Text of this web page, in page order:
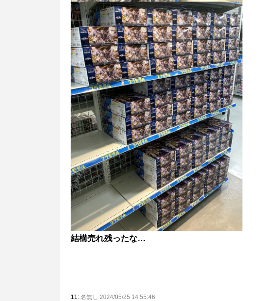
結構売れ残ったな…
11: 名無し 2024/05/25 14:55:46